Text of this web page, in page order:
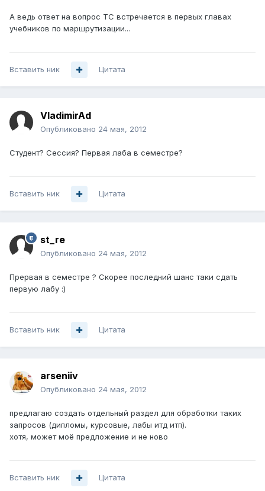
А ведь ответ на вопрос ТС встречается в первых главах
учебников по маршрутизации...
Вставить ник Цитата
VladimirAd
Опубликовано 24 мая, 2012
Студент? Сессия? Первая лаба в семестре?
Вставить ник Цитата
st_re
Опубликовано 24 мая, 2012
Прервая в семестре ? Скорее последний шанс таки сдать
первую лабу :)
Вставить ник Цитата
arseniiv
Опубликовано 24 мая, 2012
предлагаю создать отдельный раздел для обработки таких
запросов (дипломы, курсовые, лабы итд итп).
хотя, может моё предложение и не ново
Вставить ник Цитата